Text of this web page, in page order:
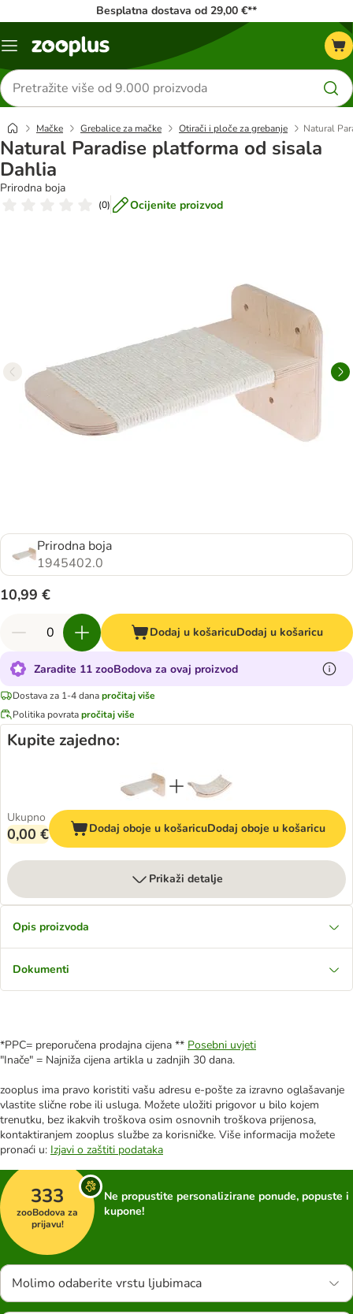
Besplatna dostava od 29,00 €**
Izbornik
Traži
proizvode
Mačke Grebalice za mačke Otirači i ploče za grebanje Natural
Natural Paradise platforma od sisala
Dahlia
Prirodna boja
(0) Ocijenite proizvod
Prirodna boja
1945402.0
10,99 €
Dodaj u košaricuDodaj u košaricu
Zaradite 11 zooBodova za ovaj proizvod
Dostava za 1-4 danapročitaj više
Politika povratapročitaj više
Kupite zajedno:
Ukupno
0,00 € Dodaj oboje u košaricuDodaj oboje u košaricu
Prikaži detalje
Opis proizvoda
Dokumenti
*PPC= preporučena prodajna cijena ** Posebni uvjeti
"Inače" = Najniža cijena artikla u zadnjih 30 dana.
zooplus ima pravo koristiti vašu adresu e-pošte za izravno oglašavanje
vlastite slične robe ili usluga. Možete uložiti prigovor u bilo kojem
trenutku, bez ikakvih troškova osim osnovnih troškova prijenosa,
kontaktiranjem zooplus službe za korisničke. Više informacija možete
pronaći u: Izjavi o zaštiti podataka
333
zooBodova za
prijavu!
Ne propustite personalizirane ponude, popuste i
kupone!
Molimo odaberite vrstu ljubimaca